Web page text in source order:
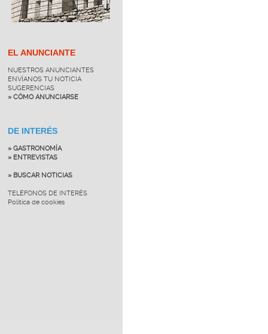
EL ANUNCIANTE
NUESTROS ANUNCIANTES
ENVÍANOS TU NOTICIA
SUGERENCIAS
» CÓMO ANUNCIARSE
DE INTERÉS
» GASTRONOMÍA
» ENTREVISTAS
» BUSCAR NOTICIAS
TELÉFONOS DE INTERÉS
Política de cookies